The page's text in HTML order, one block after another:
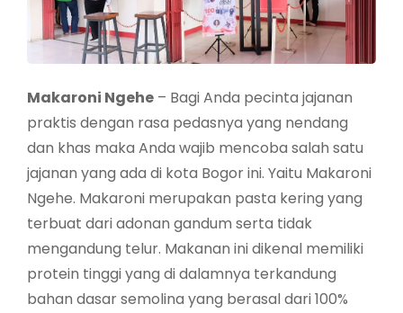
Makaroni Ngehe – Bagi Anda pecinta jajanan
praktis dengan rasa pedasnya yang nendang
dan khas maka Anda wajib mencoba salah satu
jajanan yang ada di kota Bogor ini. Yaitu Makaroni
Ngehe. Makaroni merupakan pasta kering yang
terbuat dari adonan gandum serta tidak
mengandung telur. Makanan ini dikenal memiliki
protein tinggi yang di dalamnya terkandung
bahan dasar semolina yang berasal dari 100%